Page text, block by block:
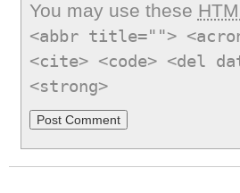
You may use these
<abbr title="">
<cite> <code> <del
<strong>